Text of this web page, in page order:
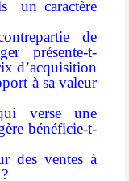
un caractère
de
présente-t-
d’acquisition
à sa valeur
verse une
bénéficie-t-
des ventes à